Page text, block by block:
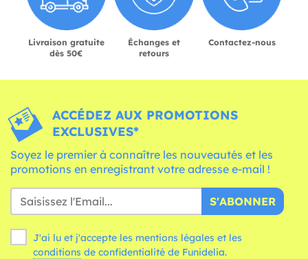
Livraison gratuite
dès 50€
Échanges et
retours
Contactez-nous
ACCÉDEZ AUX PROMOTIONS
EXCLUSIVES*
Soyez le premier à connaître les nouveautés et les
promotions en enregistrant votre adresse e-mail !
S'ABONNER
J'ai lu et j'accepte les mentions légales et les
conditions de confidentialité de Funidelia.